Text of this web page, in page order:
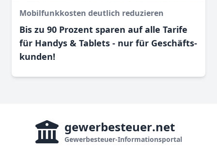
Mobilfunkkosten deutlich reduzieren
Bis zu 90 Prozent sparen auf alle Tarife
für Handys & Tablets - nur für Geschäfts­
kunden!
gewerbesteuer.net
Gewerbesteuer-Informationsportal